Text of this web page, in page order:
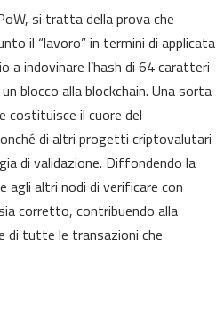
si tratta della prova che
il “lavoro” in termini di applicata
a indovinare l’hash di 64 caratteri
blocco alla blockchain. Una sorta
costituisce il cuore del
di altri progetti criptovalutari
di validazione. Diffondendo la
altri nodi di verificare con
corretto, contribuendo alla
di tutte le transazioni che